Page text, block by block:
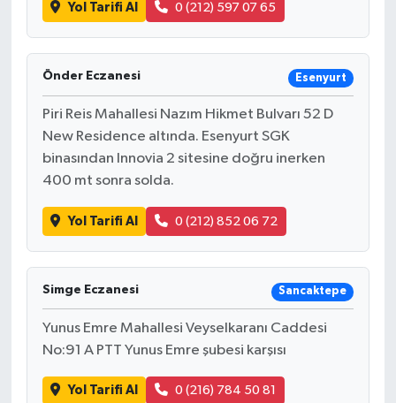
Yol Tarifi Al 0 (212) 597 07 65
Önder Eczanesi Esenyurt
Piri Reis Mahallesi Nazım Hikmet Bulvarı 52 D
New Residence altında. Esenyurt SGK
binasından Innovia 2 sitesine doğru inerken
400 mt sonra solda.
Yol Tarifi Al 0 (212) 852 06 72
Simge Eczanesi Sancaktepe
Yunus Emre Mahallesi Veyselkaranı Caddesi
No:91 A PTT Yunus Emre şubesi karşısı
Yol Tarifi Al 0 (216) 784 50 81